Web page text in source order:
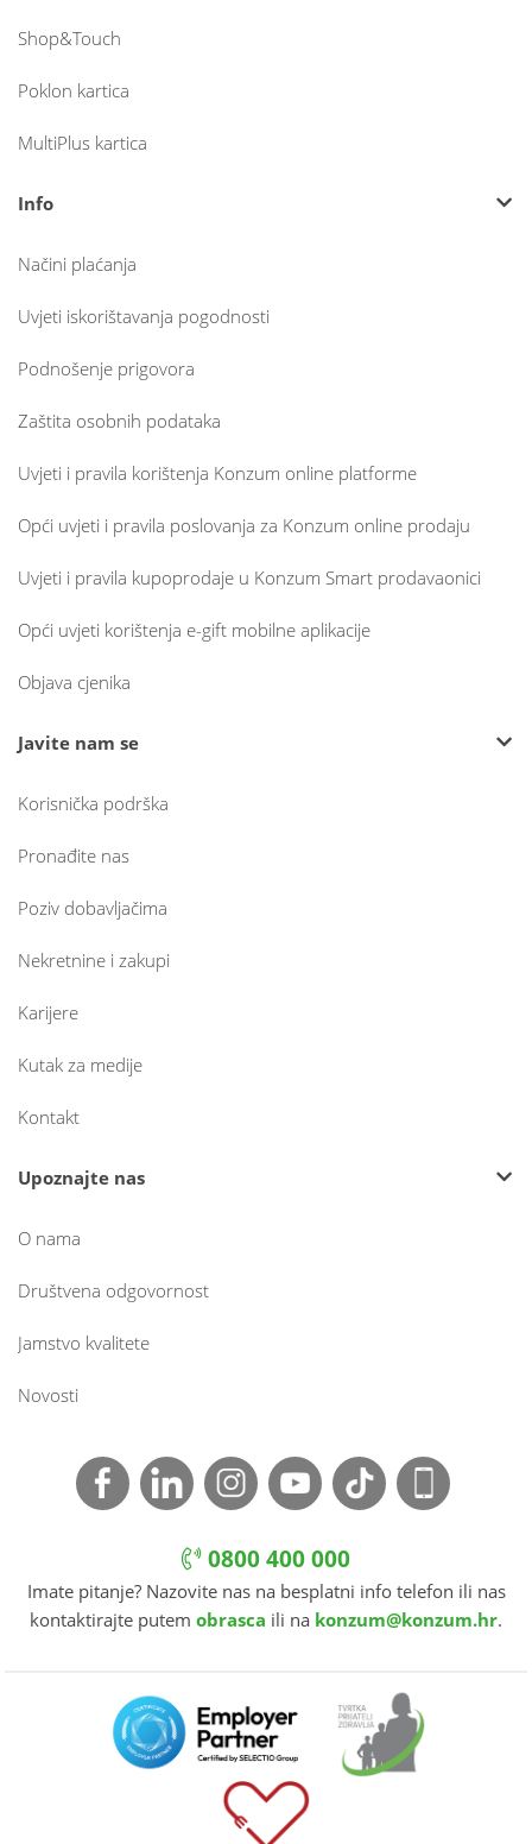
Shop&Touch
Poklon kartica
MultiPlus kartica
Info
Načini plaćanja
Uvjeti iskorištavanja pogodnosti
Podnošenje prigovora
Zaštita osobnih podataka
Uvjeti i pravila korištenja Konzum online platforme
Opći uvjeti i pravila poslovanja za Konzum online prodaju
Uvjeti i pravila kupoprodaje u Konzum Smart prodavaonici
Opći uvjeti korištenja e-gift mobilne aplikacije
Objava cjenika
Javite nam se
Korisnička podrška
Pronađite nas
Poziv dobavljačima
Nekretnine i zakupi
Karijere
Kutak za medije
Kontakt
Upoznajte nas
O nama
Društvena odgovornost
Jamstvo kvalitete
Novosti
0800 400 000
Imate pitanje? Nazovite nas na besplatni info telefon ili nas
kontaktirajte putem obrasca ili na konzum@konzum.hr.